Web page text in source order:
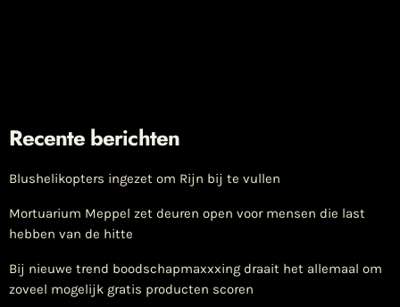
Recente berichten
Blushelikopters ingezet om Rijn bij te vullen
Mortuarium Meppel zet deuren open voor mensen die last
hebben van de hitte
Bij nieuwe trend boodschapmaxxxing draait het allemaal om
zoveel mogelijk gratis producten scoren